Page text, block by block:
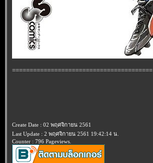
========================================
Create Date : 02 พฤศจิกายน 2561
Last Update : 2 พฤศจิกายน 2561 19:42:14 น.
Counter : 796 Pageviews.